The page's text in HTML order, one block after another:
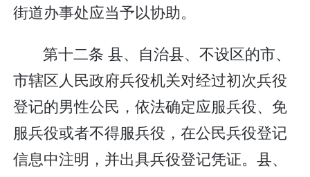
街道办事处应当予以协助。
第十二条 县、自治县、不设区的市、
市辖区人民政府兵役机关对经过初次兵役
登记的男性公民，依法确定应服兵役、免
服兵役或者不得服兵役，在公民兵役登记
信息中注明，并出具兵役登记凭证。县、